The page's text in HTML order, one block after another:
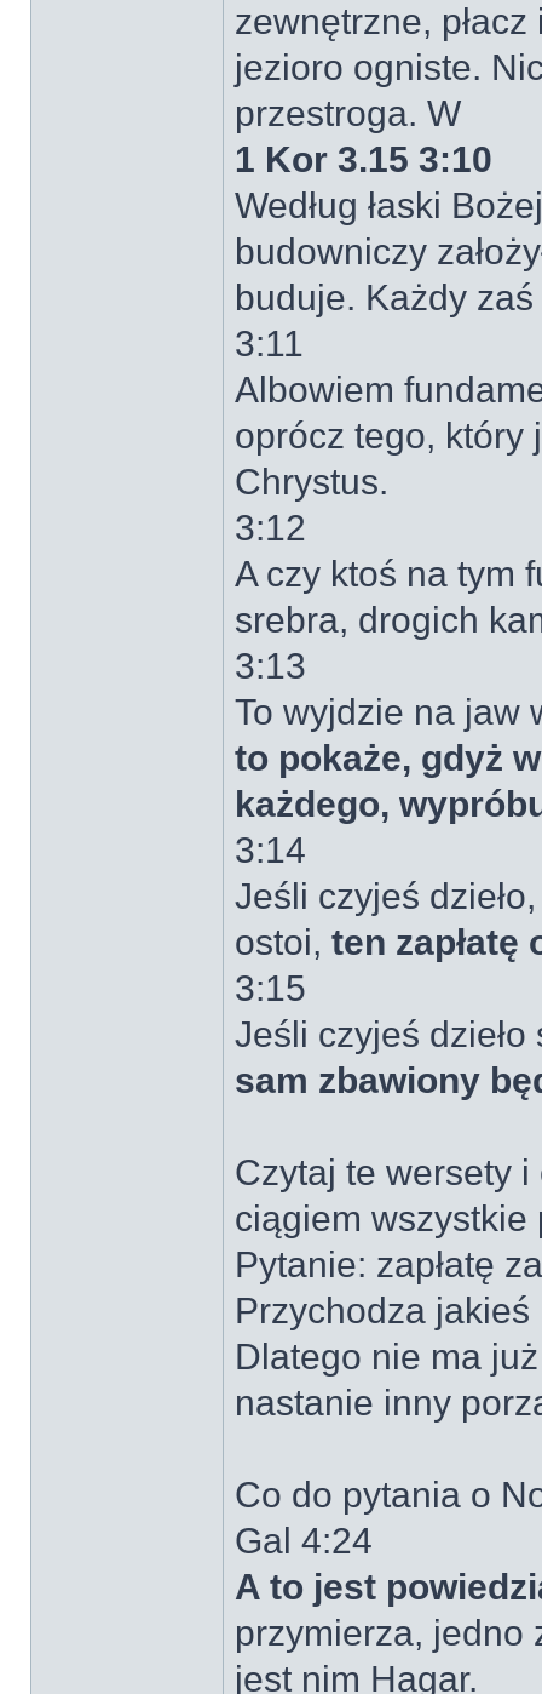
zewnętrzne,
jezioro ogniste.
przestroga. W
1 Kor 3.15 3:10
Według łaski
budowniczy
buduje. Każdy
3:11
Albowiem
oprócz tego, który
Chrystus.
3:12
A czy ktoś na tym
srebra, drogich
3:13
To wyjdzie na jaw
to pokaże, gdyż
każdego,
3:14
Jeśli czyjeś
ostoi, ten zapłatę
3:15
Jeśli czyjeś
sam zbawiony
Czytaj te wersety
ciągiem wszystkie
Pytanie: zapłatę
Przychodza
Dlatego nie ma
nastanie inny
Co do pytania o
Gal 4:24
A to jest
przymierza, jedno
jest nim Hagar.